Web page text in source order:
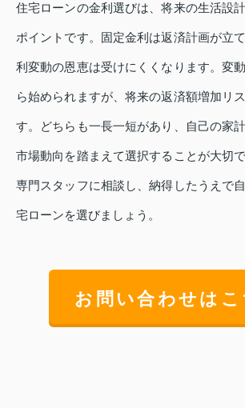
住宅ローンの金利選びは、将来の生活設
ポイントです。固定金利は返済計画が立
利変動の恩恵は受けにくくなります。変
ら始められますが、将来の返済額増加リ
す。どちらも一長一短があり、自己の家
市場動向を踏まえて選択することが大切
専門スタッフに相談し、納得したうえで
宅ローンを選びましょう。
お問い合わせはこ